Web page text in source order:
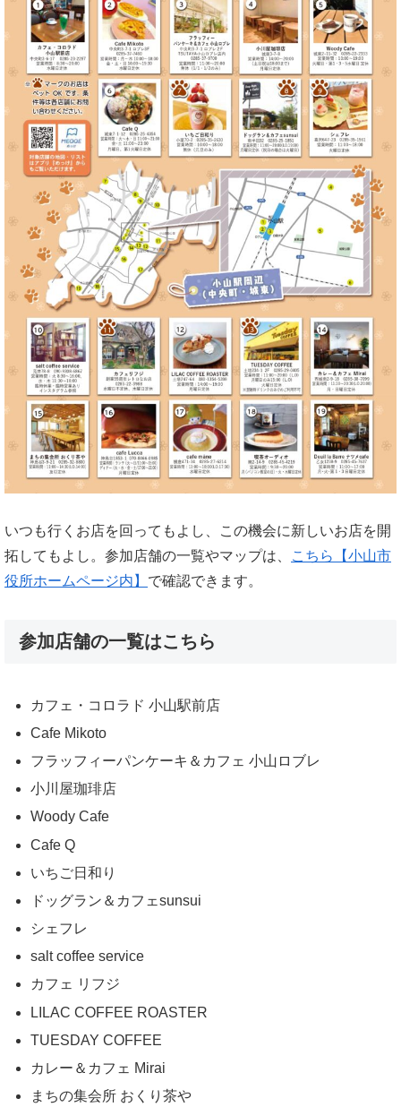
いつも行くお店を回ってもよし、この機会に新しいお店を開
拓してもよし。参加店舗の一覧やマップは、
こちら【小山市
役所ホームページ内】 で確認できます。
参加店舗の一覧はこちら
カフェ・コロラド 小山駅前店
Cafe Mikoto
フラッフィーパンケーキ＆カフェ 小山ロブレ
小川屋珈琲店
Woody Cafe
Cafe Q
いちご日和り
ドッグラン＆カフェsunsui
シェフレ
salt coffee service
カフェ リフジ
LILAC COFFEE ROASTER
TUESDAY COFFEE
カレー＆カフェ Mirai
まちの集会所 おくり茶や